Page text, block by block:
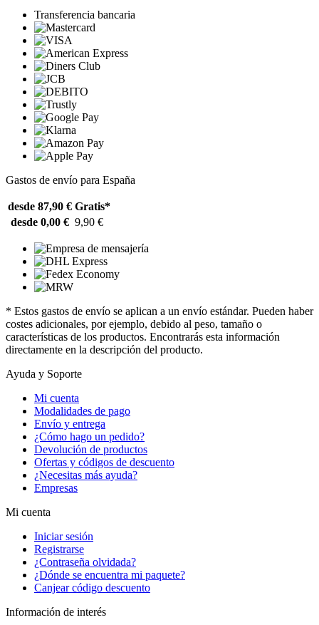
Transferencia bancaria
Gastos de envío para España
desde 87,90 € Gratis*
desde 0,00 € 9,90 €
* Estos gastos de envío se aplican a un envío estándar. Pueden haber
costes adicionales, por ejemplo, debido al peso, tamaño o
características de los productos. Encontrarás esta información
directamente en la descripción del producto.
Ayuda y Soporte
Mi cuenta
Modalidades de pago
Envío y entrega
¿Cómo hago un pedido?
Devolución de productos
Ofertas y códigos de descuento
¿Necesitas más ayuda?
Empresas
Mi cuenta
Iniciar sesión
Registrarse
¿Contraseña olvidada?
¿Dónde se encuentra mi paquete?
Canjear código descuento
Información de interés